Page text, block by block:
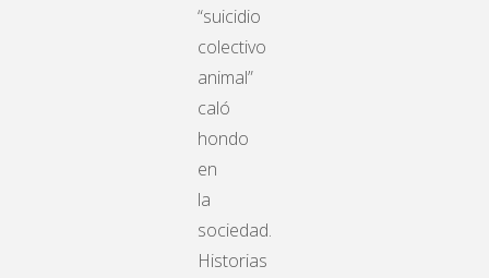
“suicidio
colectivo
animal”
caló
hondo
en
la
sociedad.
Historias